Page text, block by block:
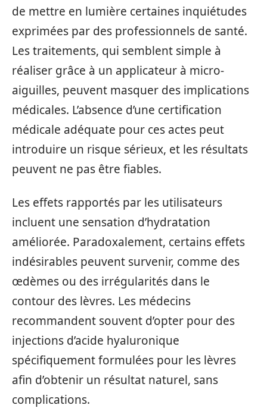
de mettre en lumière certaines inquiétudes
exprimées par des professionnels de santé.
Les traitements, qui semblent simple à
réaliser grâce à un applicateur à micro-
aiguilles, peuvent masquer des implications
médicales. L’absence d’une certification
médicale adéquate pour ces actes peut
introduire un risque sérieux, et les résultats
peuvent ne pas être fiables.
Les effets rapportés par les utilisateurs
incluent une sensation d’hydratation
améliorée. Paradoxalement, certains effets
indésirables peuvent survenir, comme des
œdèmes ou des irrégularités dans le
contour des lèvres. Les médecins
recommandent souvent d’opter pour des
injections d’acide hyaluronique
spécifiquement formulées pour les lèvres
afin d’obtenir un résultat naturel, sans
complications.